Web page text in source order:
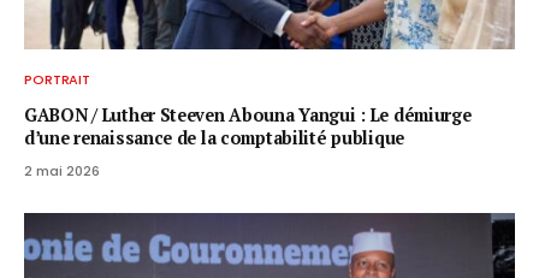
PORTRAIT
GABON / ​Luther Steeven Abouna Yangui : Le démiurge
d’une renaissance de la comptabilité publique
2 mai 2026